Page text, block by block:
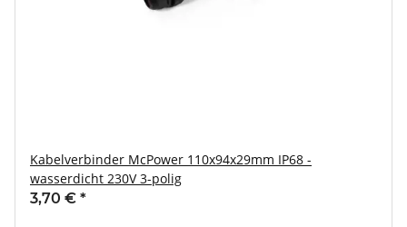
Kabelverbinder McPower 110x94x29mm IP68 -
wasserdicht 230V 3-polig
3,70 € *